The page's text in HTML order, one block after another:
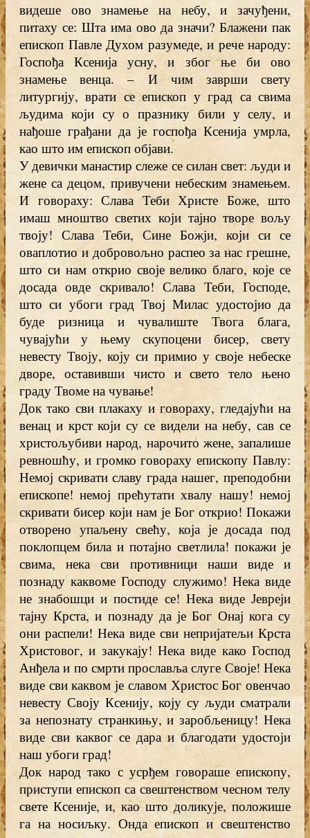
видеше ово знамење на небу, и зачуђени,
питаху се: Шта има ово да значи? Блажени пак
епископ Павле Духом разумеде, и рече народу:
Госпођа Ксенија усну, и због ње би ово
знамење венца. – И чим заврши свету
литургију, врати се епископ у град са свима
људима који су о празнику били у селу, и
нађоше грађани да је госпођа Ксенија умрла,
као што им епископ објави.
У девички манастир слеже се силан свет: људи и
жене са децом, привучени небеским знамењем.
И говораху: Слава Теби Христе Боже, што
имаш мноштво светих који тајно творе вољу
твоју! Слава Теби, Сине Божји, који си се
оваплотио и добровољно распео за нас грешне,
што си нам открио своје велико благо, које се
досада овде скривало! Слава Теби, Господе,
што си убоги град Твој Милас удостојио да
буде ризница и чувалиште Твога блага,
чувајући у њему скупоцени бисер, свету
невесту Твоју, коју си примио у своје небеске
дворе, оставивши чисто и свето тело њено
граду Твоме на чување!
Док тако сви плакаху и говораху, гледајући на
венац и крст који су се видели на небу, сав се
христољубиви народ, нарочито жене, запалише
ревношћу, и громко говораху епископу Павлу:
Немој скривати славу града нашег, преподобни
епископе! немој прећутати хвалу нашу! немој
скривати бисер који нам је Бог открио! Покажи
отворено упаљену свећу, која је досада под
поклопцем била и потајно светлила! покажи је
свима, нека сви противници наши виде и
познаду каквоме Господу служимо! Нека виде
не знабошци и постиде се! Нека виде Јевреји
тајну Крста, и познаду да је Бог Онај кога су
они распели! Нека виде сви непријатељи Крста
Христовог, и закукају! Нека виде како Господ
Анђела и по смрти прославља слуге Своје! Нека
виде сви каквом је славом Христос Бог овенчао
невесту Своју Ксенију, коју су људи сматрали
за непознату странкињу, и заробљеницу! Нека
виде сви каквог се дара и благодати удостоји
наш убоги град!
Док народ тако с усрђем говораше епископу,
приступи епископ са свештенством чесном телу
свете Ксеније, и, као што доликује, положише
га на носиљку. Онда епископ и свештенство